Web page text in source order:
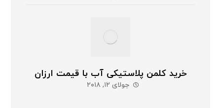
خرید کلمن پلاستیکی آب با قیمت ارزان
جولای ۱۲, ۲۰۱۸